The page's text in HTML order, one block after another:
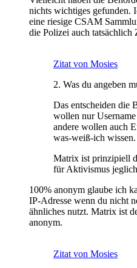
nichts wichtiges gefunden.
eine riesige CSAM
die Polizei auch tatsächlich
Zitat von Mosies
2. Was du angeben
Das entscheiden die
wollen nur
andere wollen auch
was-weiß-ich wissen.
Matrix ist prinzipiell
für Aktivismus
100% anonym glaube ich
IP-Adresse wenn du nicht
ähnliches nutzt. Matrix ist
anonym.
Zitat von Mosies